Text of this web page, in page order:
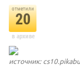
отметили
20
в архиве
источник: